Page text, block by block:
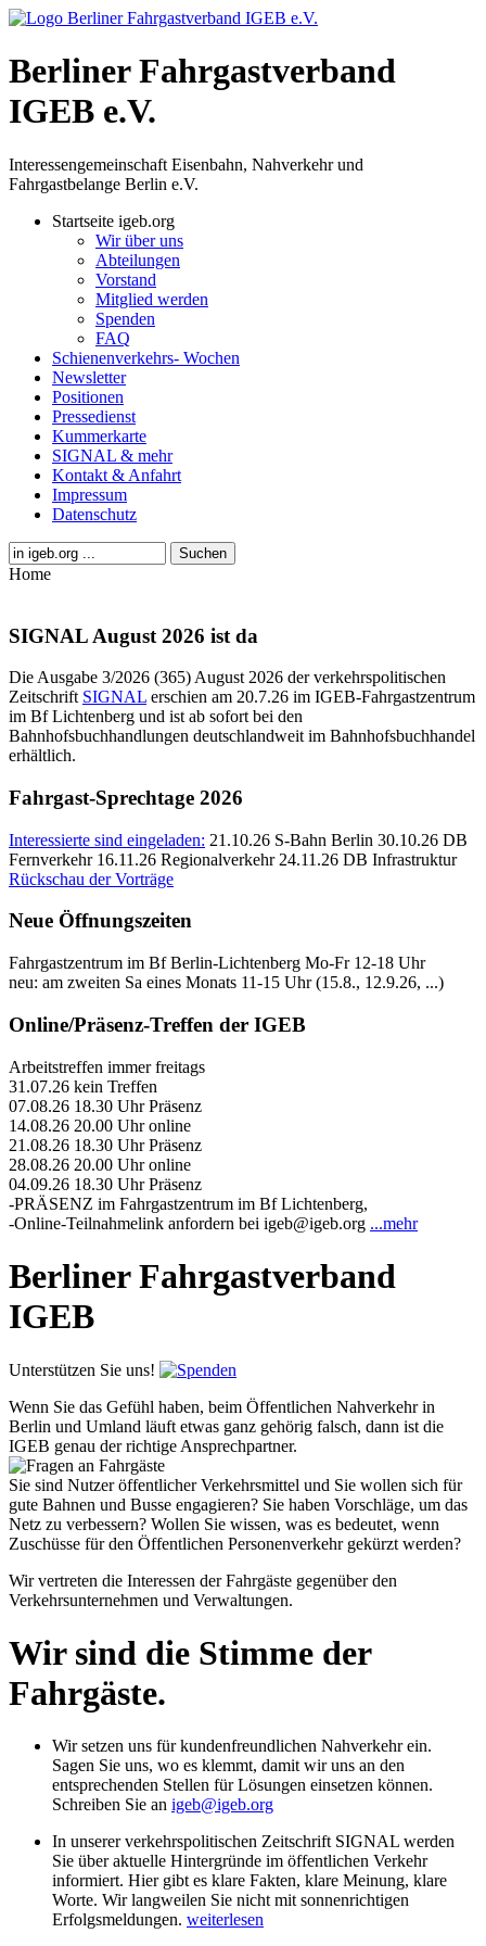
Berliner Fahrgastverband
IGEB e.V.
Interessengemeinschaft Eisenbahn, Nahverkehr und
Fahrgastbelange Berlin e.V.
Startseite igeb.org
Wir über uns
Abteilungen
Vorstand
Mitglied werden
Spenden
FAQ
Schienenverkehrs- Wochen
Newsletter
Positionen
Pressedienst
Kummerkarte
SIGNAL & mehr
Kontakt & Anfahrt
Impressum
Datenschutz
Home
SIGNAL August 2026 ist da
Die Ausgabe 3/2026 (365) August 2026 der verkehrspolitischen
Zeitschrift SIGNAL erschien am 20.7.26 im IGEB-Fahrgastzentrum
im Bf Lichtenberg und ist ab sofort bei den
Bahnhofsbuchhandlungen deutschlandweit im Bahnhofsbuchhandel
erhältlich.
Fahrgast-Sprechtage 2026
Interessierte sind eingeladen: 21.10.26 S-Bahn Berlin 30.10.26 DB
Fernverkehr 16.11.26 Regionalverkehr 24.11.26 DB Infrastruktur
Rückschau der Vorträge
Neue Öffnungszeiten
Fahrgastzentrum im Bf Berlin-Lichtenberg Mo-Fr 12-18 Uhr
neu: am zweiten Sa eines Monats 11-15 Uhr (15.8., 12.9.26, ...)
Online/Präsenz-Treffen der IGEB
Arbeitstreffen immer freitags
31.07.26 kein Treffen
07.08.26 18.30 Uhr Präsenz
14.08.26 20.00 Uhr online
21.08.26 18.30 Uhr Präsenz
28.08.26 20.00 Uhr online
04.09.26 18.30 Uhr Präsenz
-PRÄSENZ im Fahrgastzentrum im Bf Lichtenberg,
-Online-Teilnahmelink anfordern bei igeb@igeb.org ...mehr
Berliner Fahrgastverband
IGEB
Unterstützen Sie uns!
Wenn Sie das Gefühl haben, beim Öffentlichen Nahverkehr in
Berlin und Umland läuft etwas ganz gehörig falsch, dann ist die
IGEB genau der richtige Ansprechpartner.
Sie sind Nutzer öffentlicher Verkehrsmittel und Sie wollen sich für
gute Bahnen und Busse engagieren? Sie haben Vorschläge, um das
Netz zu verbessern? Wollen Sie wissen, was es bedeutet, wenn
Zuschüsse für den Öffentlichen Personenverkehr gekürzt werden?
Wir vertreten die Interessen der Fahrgäste gegenüber den
Verkehrsunternehmen und Verwaltungen.
Wir sind die Stimme der
Fahrgäste.
Wir setzen uns für kundenfreundlichen Nahverkehr ein.
Sagen Sie uns, wo es klemmt, damit wir uns an den
entsprechenden Stellen für Lösungen einsetzen können.
Schreiben Sie an igeb@igeb.org
In unserer verkehrspolitischen Zeitschrift SIGNAL werden
Sie über aktuelle Hintergründe im öffentlichen Verkehr
informiert. Hier gibt es klare Fakten, klare Meinung, klare
Worte. Wir langweilen Sie nicht mit sonnenrichtigen
Erfolgsmeldungen. weiterlesen